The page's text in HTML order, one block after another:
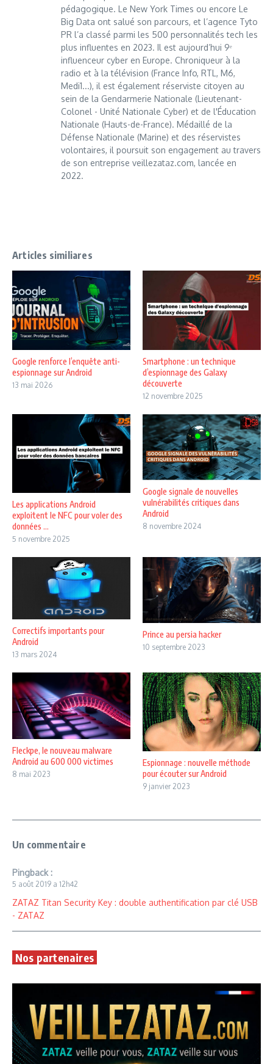
pédagogique. Le New York Times ou encore Le
Big Data ont salué son parcours, et l’agence Tyto
PR l’a classé parmi les 500 personnalités tech les
plus influentes en 2023. Il est aujourd’hui 9ᵉ
influenceur cyber en Europe. Chroniqueur à la
radio et à la télévision (France Info, RTL, M6,
Medi1...), il est également réserviste citoyen au
sein de la Gendarmerie Nationale (Lieutenant-
Colonel - Unité Nationale Cyber) et de l'Éducation
Nationale (Hauts-de-France). Médaillé de la
Défense Nationale (Marine) et des réservistes
volontaires, il poursuit son engagement au travers
de son entreprise veillezataz.com, lancée en
2022.
Articles similiares
Google renforce l’enquête anti-
espionnage sur Android
13 mai 2026
Smartphone : un technique
d’espionnage des Galaxy
découverte
12 novembre 2025
Les applications Android
exploitent le NFC pour voler des
données ...
5 novembre 2025
Google signale de nouvelles
vulnérabilités critiques dans
Android
8 novembre 2024
Correctifs importants pour
Android
13 mars 2024
Prince au persia hacker
10 septembre 2023
Fleckpe, le nouveau malware
Android au 600 000 victimes
8 mai 2023
Espionnage : nouvelle méthode
pour écouter sur Android
9 janvier 2023
Un commentaire
Pingback :
5 août 2019 a 12h42
ZATAZ Titan Security Key : double authentification par clé USB
- ZATAZ
Nos partenaires